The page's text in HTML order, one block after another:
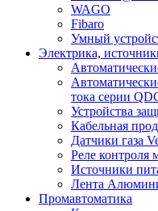
WAGO
Fibaro
Умный
Электрика,
тока серии
Устройства
Кабельная
Датчики газа
Реле контроля
Источники
Лента
Промавтоматика